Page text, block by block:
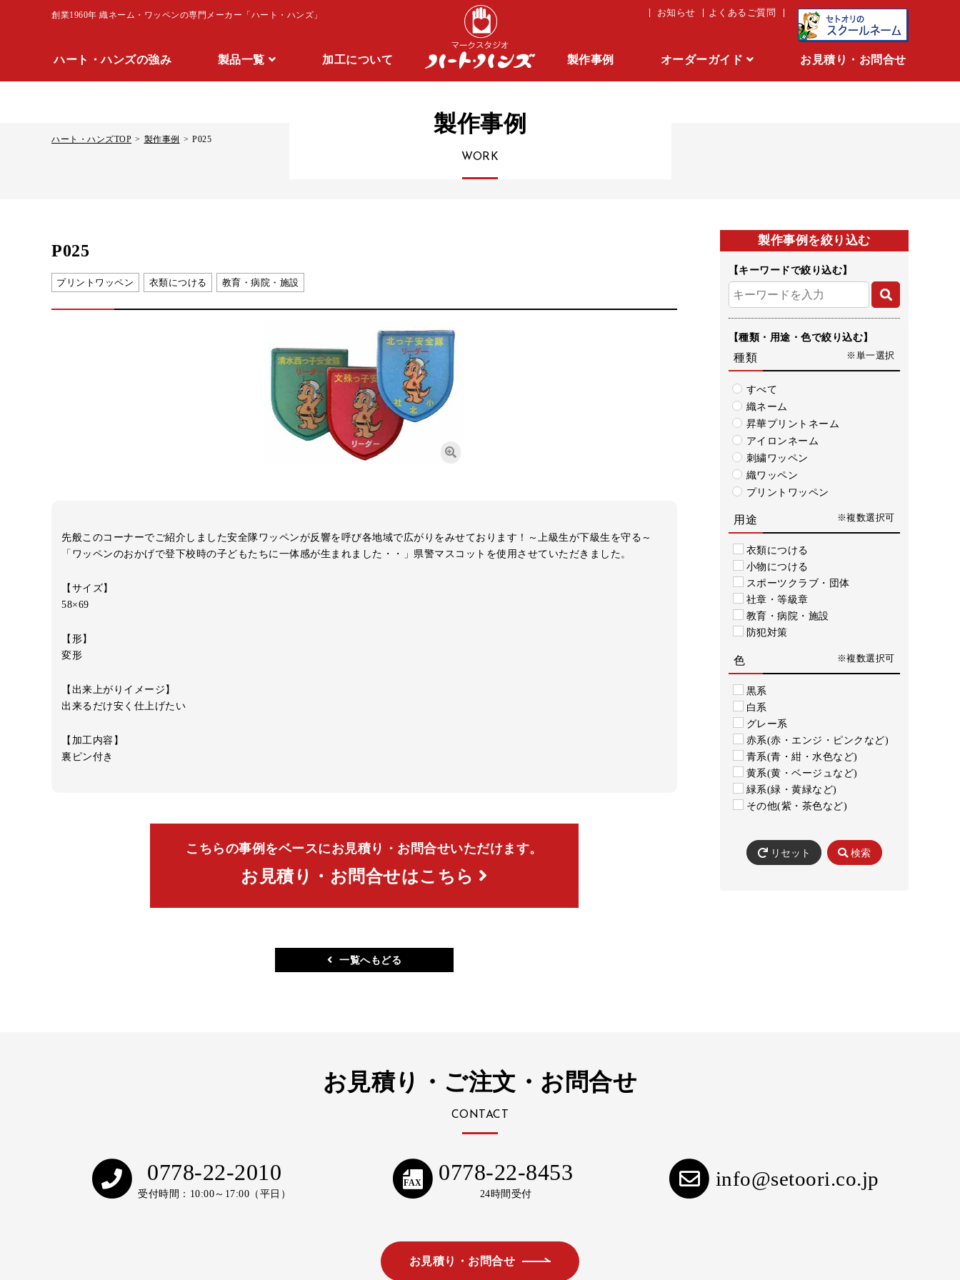
創業1960年 織ネーム・ワッペンの専門メーカー「ハート・ハンズ」 お知らせ よくあるご質問
ハート・ハンズの強み 製品一覧
刺繍ワッペン
加工について 製作事例 オーダーガイド お見積り・お問合せ
製作事例
WORK
ハート・ハンズTOP 製作事例 P025
製作事例を絞り込む
【キーワードで絞り込む】
【種類・用途・色で絞り込む】
種類 ※単一選択
すべて
織ネーム
昇華プリントネーム
アイロンネーム
刺繍ワッペン
織ワッペン
プリントワッペン
用途 ※複数選択可
衣類につける
小物につける
スポーツクラブ・団体
社章・等級章
教育・病院・施設
防犯対策
色 ※複数選択可
黒系
白系
グレー系
赤系(赤・エンジ・ピンクなど)
青系(青・紺・水色など)
黄系(黄・ベージュなど)
緑系(緑・黄緑など)
その他(紫・茶色など)
リセット 検索
P025
プリントワッペン 衣類につける 教育・病院・施設
先般このコーナーでご紹介しました安全隊ワッペンが反響を呼び各地域で広がりをみせております！～上級生が下級生を守る～
「ワッペンのおかげで登下校時の子どもたちに一体感が生まれました・・」県警マスコットを使用させていただきました。
【サイズ】
58×69
【形】
変形
【出来上がりイメージ】
出来るだけ安く仕上げたい
【加工内容】
裏ピン付き
こちらの事例をベースにお見積り・お問合せいただけます。
お見積り・お問合せはこちら
一覧へもどる
お見積り・ご注文・お問合せ
CONTACT
0778-22-2010
受付時間：10:00～17:00（平日）
FAX 0778-22-8453
24時間受付
info@setoori.co.jp
お見積り・お問合せ